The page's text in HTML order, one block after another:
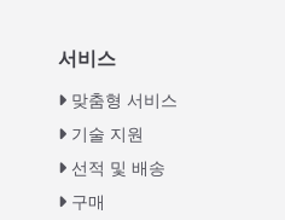
서비스
맞춤형 서비스
기술 지원
선적 및 배송
구매Turkish
Swahili
Urdu
Greek
Italian